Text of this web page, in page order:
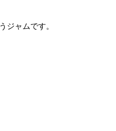
ジャムです。